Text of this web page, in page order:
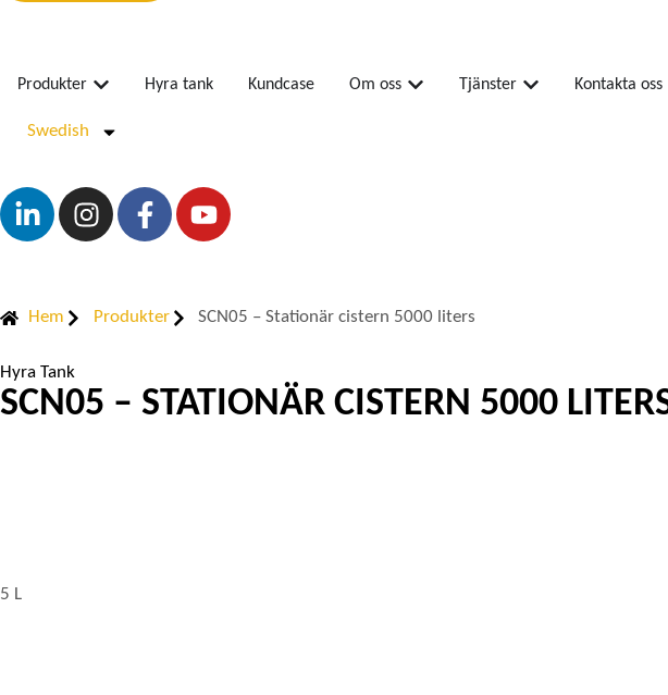
Produkter Hyra tank Kundcase Om oss Tjänster Kontakta oss
Swedish
Hem Produkter SCN05 – Stationär cistern 5000 liters
Hyra Tank
SCN05 – STATIONÄR CISTERN 5000
5 L